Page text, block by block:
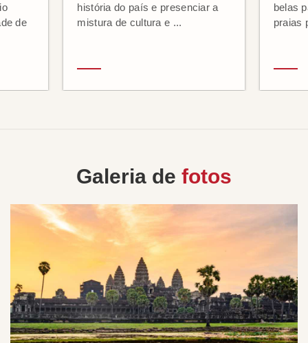
de
história do país e presenciar a
mistura de cultura e ...
belas
praias
Galeria de fotos